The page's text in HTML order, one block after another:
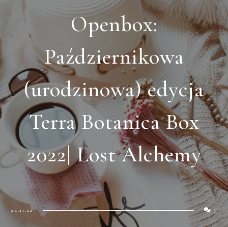
Openbox:
Październikowa
(urodzinowa) edycja
Terra Botanica Box
2022| Lost Alchemy
24.11.22 7